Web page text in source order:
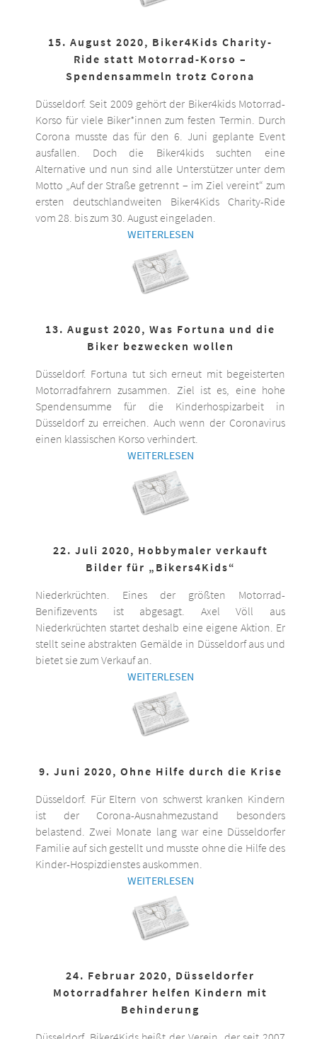
15. August 2020, Biker4Kids Charity-
Ride statt Motorrad-Korso –
Spendensammeln trotz Corona
Düsseldorf. Seit 2009 gehört der Biker4kids Motorrad-
Korso für viele Biker*innen zum festen Termin. Durch
Corona musste das für den 6. Juni geplante Event
ausfallen. Doch die Biker4kids suchten eine
Alternative und nun sind alle Unterstützer unter dem
Motto „Auf der Straße getrennt – im Ziel vereint“ zum
ersten deutschlandweiten Biker4Kids Charity-Ride
vom 28. bis zum 30. August eingeladen.
WEITERLESEN
13. August 2020, Was Fortuna und die
Biker bezwecken wollen
Düsseldorf. Fortuna tut sich erneut mit begeisterten
Motorradfahrern zusammen. Ziel ist es, eine hohe
Spendensumme für die Kinderhospizarbeit in
Düsseldorf zu erreichen. Auch wenn der Coronavirus
einen klassischen Korso verhindert.
WEITERLESEN
22. Juli 2020, Hobbymaler verkauft
Bilder für „Bikers4Kids“
Niederkrüchten. Eines der größten Motorrad-
Benifizevents ist abgesagt. Axel Völl aus
Niederkrüchten startet deshalb eine eigene Aktion. Er
stellt seine abstrakten Gemälde in Düsseldorf aus und
bietet sie zum Verkauf an.
WEITERLESEN
9. Juni 2020, Ohne Hilfe durch die Krise
Düsseldorf. Für Eltern von schwerst kranken Kindern
ist der Corona-Ausnahmezustand besonders
belastend. Zwei Monate lang war eine Düsseldorfer
Familie auf sich gestellt und musste ohne die Hilfe des
Kinder-Hospizdienstes auskommen.
WEITERLESEN
24. Februar 2020, Düsseldorfer
Motorradfahrer helfen Kindern mit
Behinderung